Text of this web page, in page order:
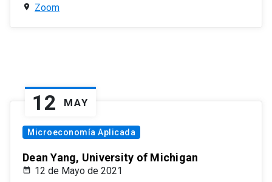
Zoom
12 MAY
Microeconomía Aplicada
Dean Yang, University of Michigan
12 de Mayo de 2021